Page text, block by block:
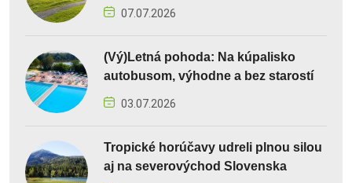
07.07.2026
(Vý)Letná pohoda: Na kúpalisko
autobusom, výhodne a bez starostí
03.07.2026
Tropické horúčavy udreli plnou silou
aj na severovýchod Slovenska